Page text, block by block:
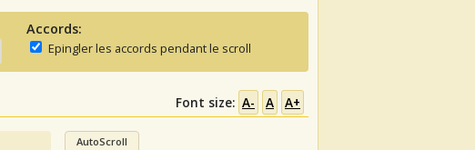
Accords:
Epingler les accords pendant le scroll
Font size: A- A A+
AutoScroll